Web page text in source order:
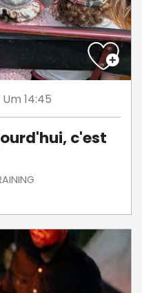
Um 14:45
c'est